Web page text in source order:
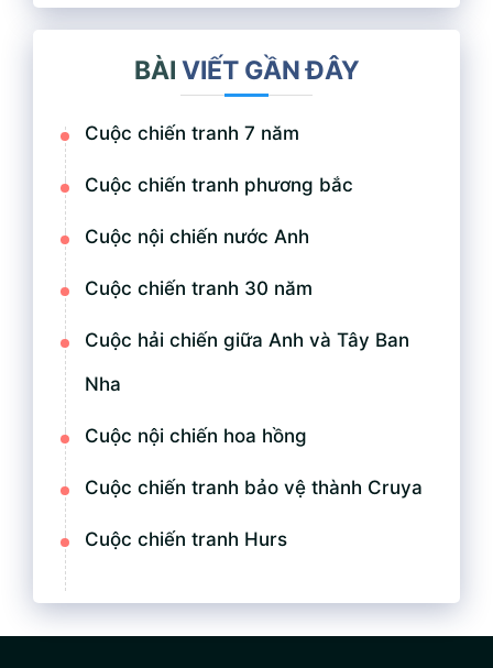
BÀI VIẾT GẦN ĐÂY
Cuộc chiến tranh 7 năm
Cuộc chiến tranh phương bắc
Cuộc nội chiến nước Anh
Cuộc chiến tranh 30 năm
Cuộc hải chiến giữa Anh và Tây Ban
Nha
Cuộc nội chiến hoa hồng
Cuộc chiến tranh bảo vệ thành Cruya
Cuộc chiến tranh Hurs